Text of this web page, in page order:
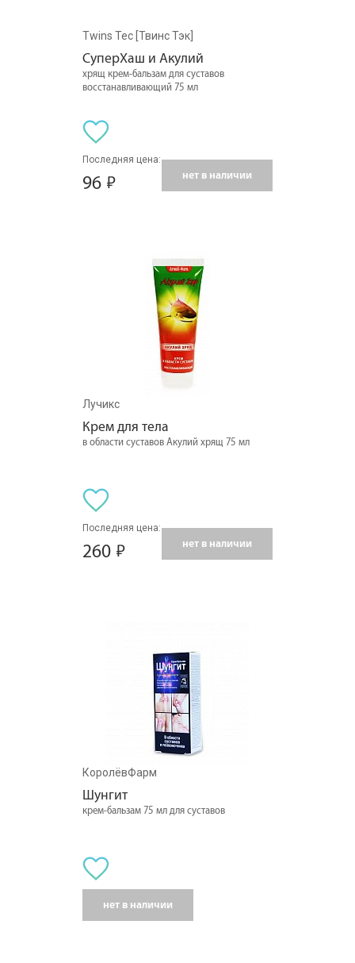
Twins Tec [Твинс Тэк]
СуперХаш и Акулий
хрящ крем-бальзам для суставов
восстанавливающий 75 мл
Последняя цена:
96 нет в наличии
Лучикс
Крем для тела
в области суставов Акулий хрящ 75 мл
Последняя цена:
260 нет в наличии
КоролёвФарм
Шунгит
крем-бальзам 75 мл для суставов
нет в наличии